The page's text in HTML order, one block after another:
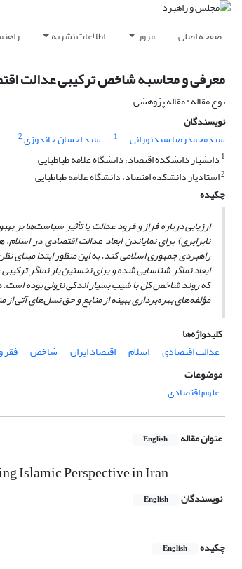
صفحه اصلی مرور اطلاعات نشریه
معرفی و محاسبه شاخص ترکیبی عدالت
نوع مقاله : مقاله پژوهشی
نویسندگان
سیدمحمدرضا سیدنورانی
1 سید احسان خاندوزی2
1 دانشیار دانشکده اقتصاد، دانشگاه علامه طباطبایی
2استادیار دانشکده اقتصاد، دانشگاه علامه طباطبایی
چکیده
ارزیابی درباره فراز و فرود عدالت یا تأثیر سیاست‌ها
نابرابری) برای نمایاندن ابعاد عدالت اقتصادی در
راهبردی جمهوری اسلامی کند. به این منظور ابتدا
که روند شاخص کل با شیب بسیار اندکی نزولی بوده است.
مؤلفه‌های بهره‌برداری بهینه از منابع و حق نسل‌های آتی
کلیدواژه‌ها
عدالت اقتصادی
اسلام اقتصاد ایران شاخص
فقر
موضوعات
علوم اقتصادی
عنوان مقاله English
Islamic Perspective in Iran
نویسندگان English
چکیده English